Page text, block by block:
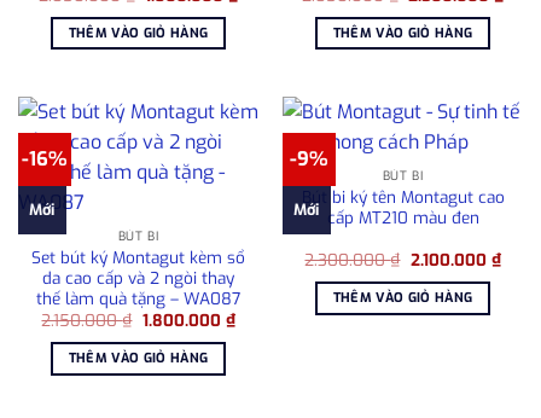
là:
2.050.000 ₫.
hiện
1.800.000 ₫.
THÊM VÀO GIỎ HÀNG là:
2.850.000 ₫.
hiện
THÊM VÀO GIỎ HÀNG
-16%
Mới
BÚT BI
Set bút ký Montagut kèm sổ
da cao cấp và 2 ngòi thay
thế làm quà tặng – WA087
2.150.000₫ Giá
là:
2.150.000 ₫.
1.800.000 ₫Giá
THÊM VÀO GIỎ HÀNG
-9%
Mới
BÚT BI
Bút bi ký tên Montagut cao
cấp MT210 màu đen
2.300.000₫ Giá
là:
2.300.000 ₫.
2.100.000 ₫Giá
THÊM VÀO GIỎ HÀNG